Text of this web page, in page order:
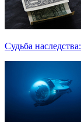
Судьба